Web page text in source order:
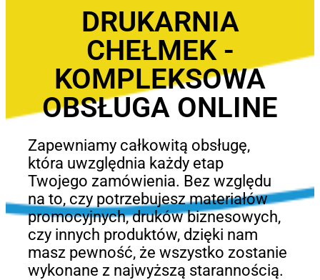
DRUKARNIA
CHEŁMEK -
KOMPLEKSOWA
OBSŁUGA ONLINE
Zapewniamy całkowitą obsługę,
która uwzględnia każdy etap
Twojego zamówienia. Bez względu
na to, czy potrzebujesz materiałów
promocyjnych, druków biznesowych,
czy innych produktów, dzięki nam
masz pewność, że wszystko zostanie
wykonane z najwyższą starannością.